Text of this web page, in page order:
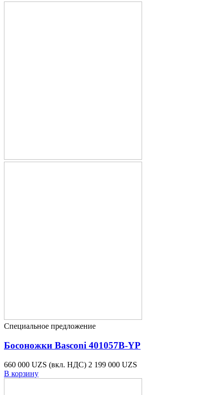
Специальное предложение
Босоножки Basconi 401057B-YP
660 000 UZS (вкл. НДС) 2 199 000 UZS
В корзину